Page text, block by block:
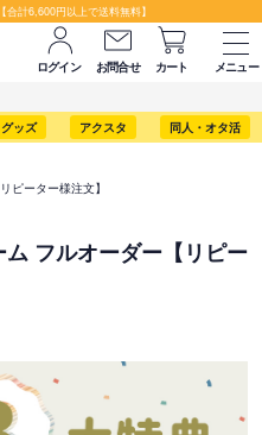
計6,600円以上で送料無料】
ログイン お問合せ カート
メニュー
ッズ アクスタ 同人・オタ活
ピーター様注文】
フルオーダー【リピー